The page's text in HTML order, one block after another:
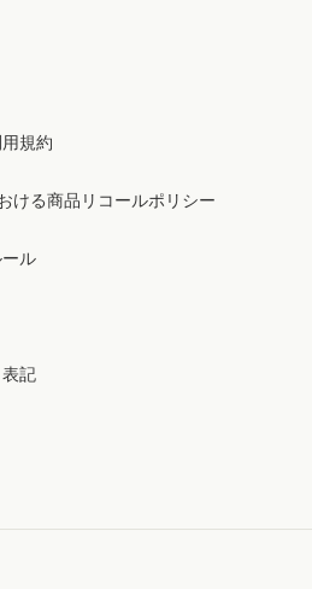
規約
ける商品リコールポリシー
ル
記